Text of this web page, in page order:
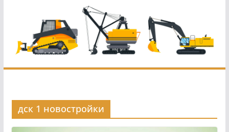
дск 1 новостройки